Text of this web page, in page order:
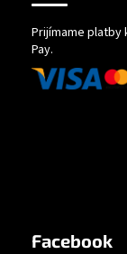
Prijímame platby
Pay.
Facebook